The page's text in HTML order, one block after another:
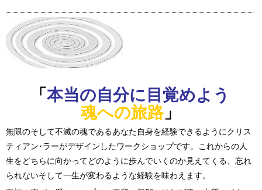
「本当の自分に目覚めよう
魂への旅路」
無限のそして不滅の魂であるあなた自身を経験できるようにクリス
ティアン･ラーがデザインしたワークショップです。これからの人
生をどちらに向かってどのように歩んでいくのか見えてくる、忘れ
られないそして一生が変わるような経験を味わえます。